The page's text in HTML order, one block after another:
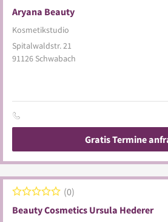
Aryana Beauty
Kosmetikstudio
Spitalwaldstr. 21
91126 Schwabach
Gratis Termine
Beauty Cosmetics Ursula Hederer
0